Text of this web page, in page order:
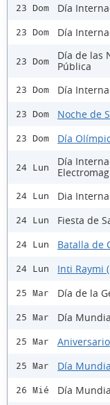
23 Dom Día
23 Dom Día
23 Dom
Día de las
Pública
23 Dom Día
23 Dom Noche de
23 Dom Día
24 Lun
Día
24 Lun Dia
24 Lun Fiesta de
24 Lun Batalla de
24 Lun Inti Raymi
25 Mar Día de la
25 Mar Día
25 Mar
25 Mar Día
26 Mié Día